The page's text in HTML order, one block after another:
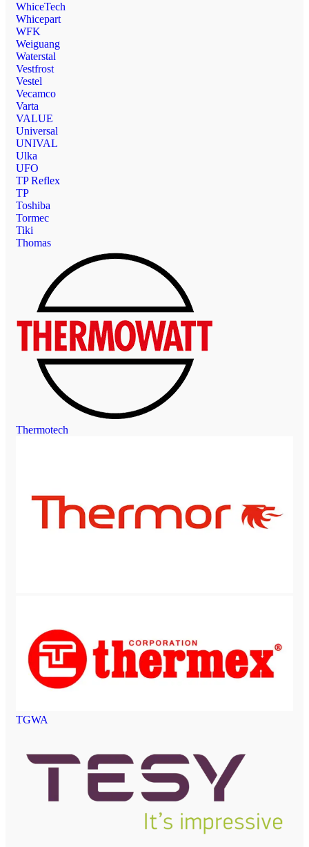
WhiceTech
Whicepart
WFK
Weiguang
Waterstal
Vestfrost
Vestel
Vecamco
Varta
VALUE
Universal
UNIVAL
Ulka
UFO
TP Reflex
TP
Toshiba
Tormec
Tiki
Thomas
Thermotech
TGWA